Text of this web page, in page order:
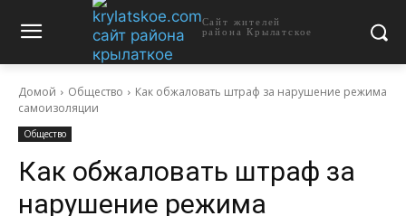
Сайт жителей
района Крылатское
Домой Общество
Как обжаловать штраф за нарушение режима
самоизоляции
Общество
Как обжаловать штраф за
нарушение режима